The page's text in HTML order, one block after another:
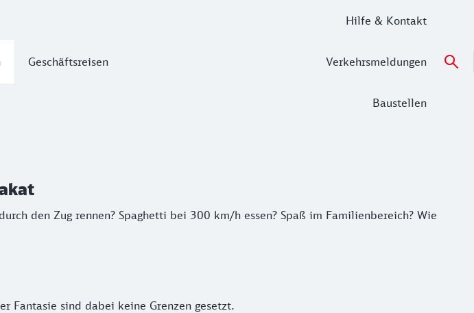
Geschäftsreisen
Hilfe & Kontakt
Verkehrsmeldungen
Baustellen
den Zug rennen? Spaghetti bei 300 km/h essen? Spaß im Familienbereich? Wie könnte
den Zug rennen? Spaghetti bei 300 km/h essen? Spaß im Familienbereich? Wie
Fantasie sind dabei keine Grenzen gesetzt.